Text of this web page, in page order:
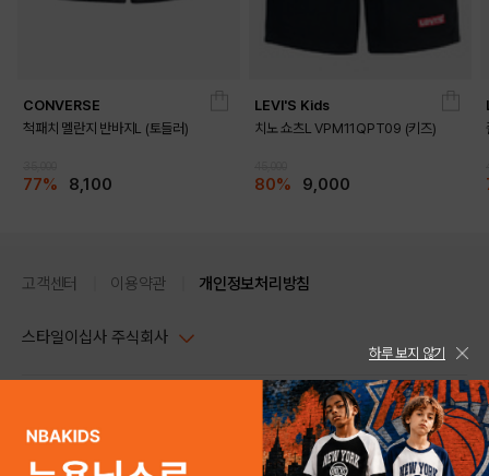
CONVERSE
척패치 멜란지 반바지L (토들러)
77% 8,100
LEVI'S Kids
치노 쇼츠L VPM11QPT09 (키즈)
80% 9,000
고객센터 이용약관 개인정보처리방침
스타일이십사 주식회사
주소 : 서울시 강남구 논현로 633, 6층 (논현동, 한세엠케이빌딩)
사업자등록번호 : 116-81-32499
스타일24 고객센터 1544-5336
평일 09:00~ 18:00 (토/일/공휴일 휴무)
하루 보지 않기